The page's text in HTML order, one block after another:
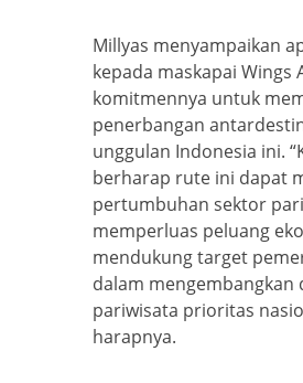
Millyas menyampaikan
kepada maskapai Wings
komitmennya untuk
penerbangan
unggulan Indonesia ini.
berharap rute ini dapat
pertumbuhan sektor
memperluas peluang
mendukung target
dalam mengembangkan
pariwisata prioritas
harapnya.